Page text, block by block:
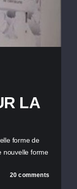
LA
forme de
nouvelle forme
20 comments